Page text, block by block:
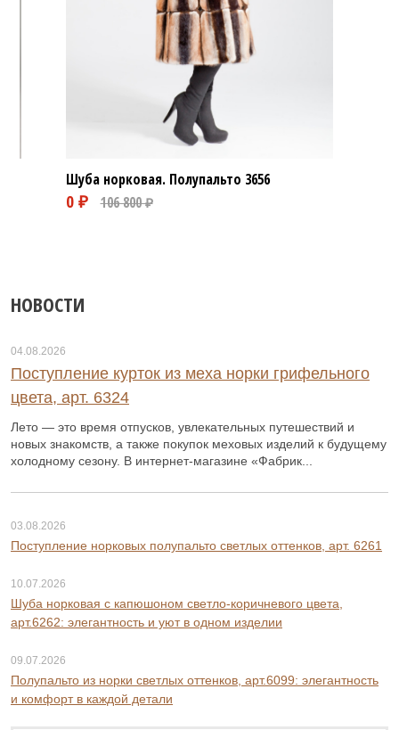
Шуба норковая. Полупальто 3656
НОВОСТИ
04.08.2026
Поступление курток из меха норки грифельного
цвета, арт. 6324
Лето — это время отпусков, увлекательных путешествий и
новых знакомств, а также покупок меховых изделий к будущему
холодному сезону. В интернет-магазине «Фабрик...
03.08.2026
Поступление норковых полупальто светлых оттенков, арт. 6261
10.07.2026
Шуба норковая с капюшоном светло-коричневого цвета,
арт.6262: элегантность и уют в одном изделии
09.07.2026
Полупальто из норки светлых оттенков, арт.6099: элегантность
и комфорт в каждой детали